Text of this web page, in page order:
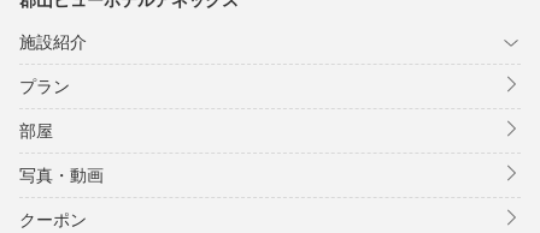
施設紹介
プラン
部屋
写真・動画
クーポン